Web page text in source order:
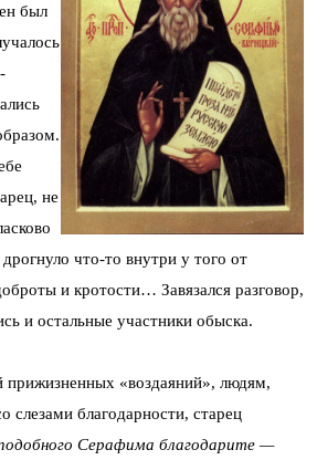
был
не
что-то внутри у того от
и кротости… Завязался разговор,
и остальные участники обыска.
«воздаяний», людям,
благодарности, старец
Серафима благодарите —